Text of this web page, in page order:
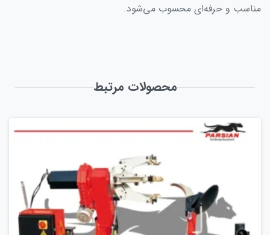
مناسب و حرفه‌ای محسوب می‌شود.
محصولات مرتبط